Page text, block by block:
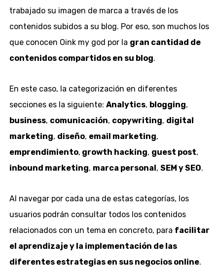
trabajado su imagen de marca a través de los
contenidos subidos a su blog. Por eso, son muchos los
que conocen Oink my god por la gran cantidad de
contenidos compartidos en su blog.
En este caso, la categorización en diferentes
secciones es la siguiente: Analytics, blogging,
business, comunicación, copywriting, digital
marketing, diseño, email marketing,
emprendimiento, growth hacking, guest post,
inbound marketing, marca personal, SEM y SEO.
Al navegar por cada una de estas categorías, los
usuarios podrán consultar todos los contenidos
relacionados con un tema en concreto, para facilitar
el aprendizaje y la implementación de las
diferentes estrategias en sus negocios online.